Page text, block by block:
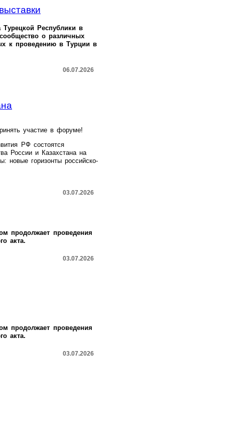
Турецкой Республики в
о различных
к проведению в Турции в
06.07.2026
участие в форуме!
РФ состоятся
России и Казахстана на
новые горизонты российско-
03.07.2026
продолжает проведения
акта.
03.07.2026
продолжает проведения
акта.
03.07.2026